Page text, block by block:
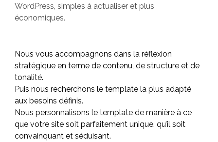
WordPress, simples à actualiser et plus
économiques.
Nous vous accompagnons dans la réflexion
stratégique en terme de contenu, de structure et de
tonalité.
Puis nous recherchons le template la plus adapté
aux besoins définis.
Nous personnalisons le template de manière à ce
que votre site soit parfaitement unique, qu’il soit
convainquant et séduisant.